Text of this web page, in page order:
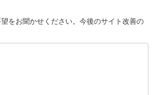
をお聞かせください。今後のサイト改善の